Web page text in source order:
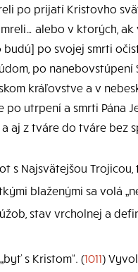
po prijatí Kristovho
alebo v ktorých,
po svojej smrti
po nanebovstúpení
kráľovstve a v
po utrpení a smrti Pána
aj z tváre do tváre bez
s Najsvätejšou
blaženými sa volá
stav vrcholnej a
s Kristom“. (1011)